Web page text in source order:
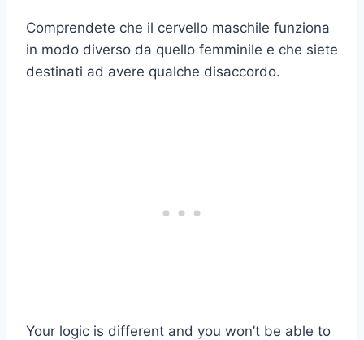
Comprendete che il cervello maschile funziona
in modo diverso da quello femminile e che siete
destinati ad avere qualche disaccordo.
Your logic is different and you won’t be able to